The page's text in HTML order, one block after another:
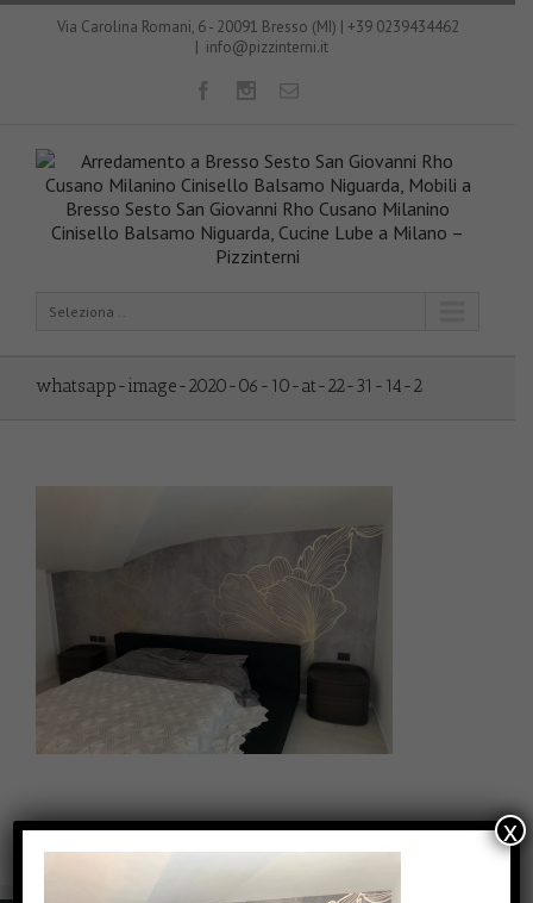
Via Carolina Romani, 6 - 20091 Bresso (MI) | +39 0239434462
| info@pizzinterni.it
Seleziona ..
whatsapp-image-2020-06-10-at-22-31-14-2
x